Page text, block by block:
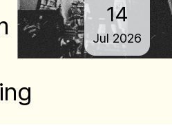
14
Jul 2026